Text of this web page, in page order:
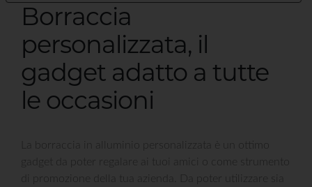
Borraccia
personalizzata, il
gadget adatto a tutte
le occasioni
La borraccia in alluminio personalizzata è un ottimo
gadget da poter regalare ai tuoi amici o come strumento
di promozione della tua azienda. Da poter utilizzare sia